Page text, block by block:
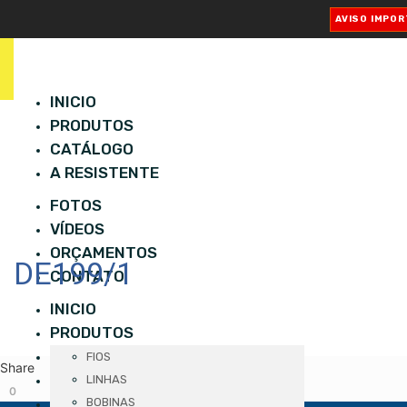
AVISO
INICIO
PRODUTOS
CATÁLOGO
A RESISTENTE
FOTOS
VÍDEOS
ORÇAMENTOS
CONTATO
INICIO
PRODUTOS
FIOS
LINHAS
BOBINAS
CATÁLOGO
A RESISTENTE
FOTOS
DE199/1
Share
0